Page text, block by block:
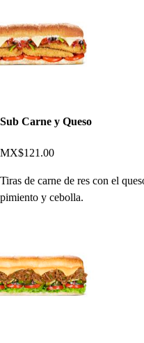
Sub Carne y Queso
MX$121.00
Tiras de carne de res con el
pimiento y cebolla.